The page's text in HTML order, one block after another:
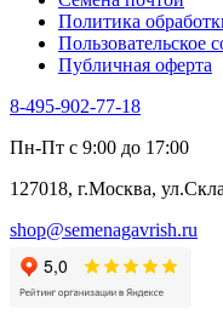
Шпинат
Щавель
Эндивий
Эстрагон
Алтей
Бессмертник
Валериана
Валерианелла
Гибискус
Девясил
Душица
Политика
Пользовательское
Публичная оферта
8-495-902-77-18
Пн-Пт с 9:00 до 17:00
127018, г.Москва,
shop@semenagavrish.ru